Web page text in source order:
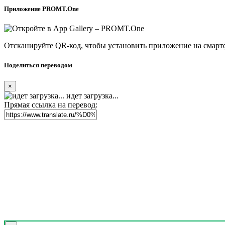
Приложение PROMT.One
Отсканируйте QR-код, чтобы установить приложение на
Поделиться переводом
×
идет загрузка...
Прямая ссылка на перевод: